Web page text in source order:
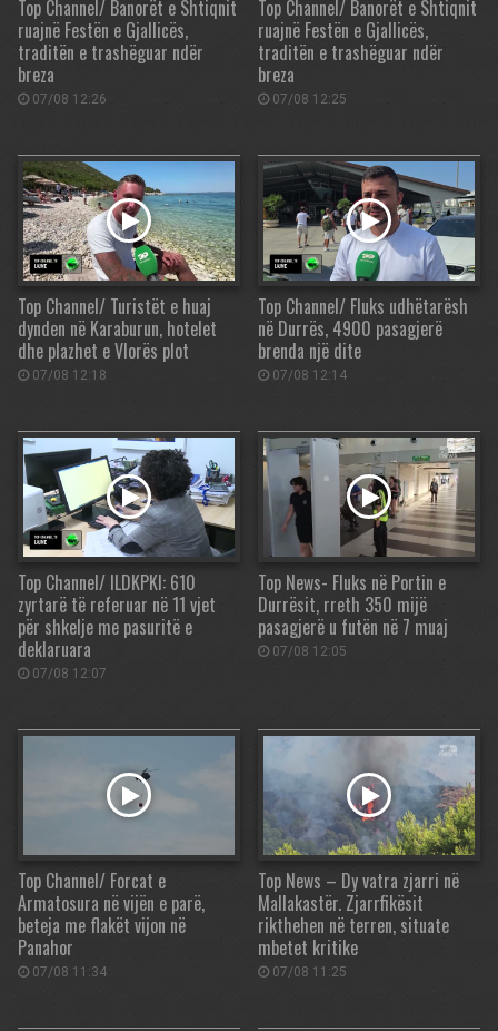
Top Channel/ Banorët e Shtiqnit
ruajnë Festën e Gjallicës,
traditën e trashëguar ndër
breza
07/08 12:26
Top Channel/ Banorët e Shtiqnit
ruajnë Festën e Gjallicës,
traditën e trashëguar ndër
breza
07/08 12:25
Top Channel/ Turistët e huaj
dynden në Karaburun, hotelet
dhe plazhet e Vlorës plot
07/08 12:18
Top Channel/ Fluks udhëtarësh
në Durrës, 4900 pasagjerë
brenda një dite
07/08 12:14
Top Channel/ ILDKPKI: 610
zyrtarë të referuar në 11 vjet
për shkelje me pasuritë e
deklaruara
07/08 12:07
Top News- Fluks në Portin e
Durrësit, rreth 350 mijë
pasagjerë u futën në 7 muaj
07/08 12:05
Top Channel/ Forcat e
Armatosura në vijën e parë,
beteja me flakët vijon në
Panahor
07/08 11:34
Top News – Dy vatra zjarri në
Mallakastër. Zjarrfikësit
rikthehen në terren, situate
mbetet kritike
07/08 11:25